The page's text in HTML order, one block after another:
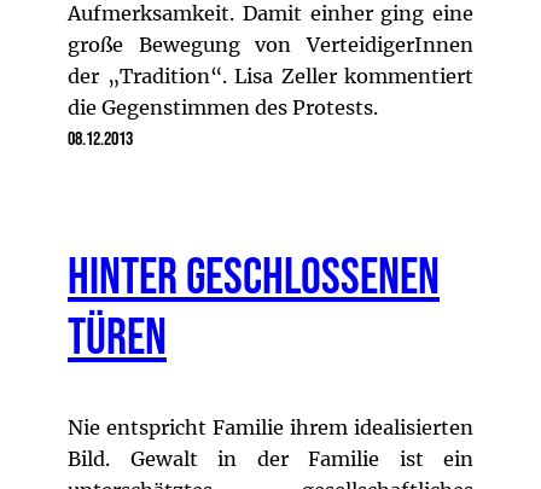
Aufmerksamkeit. Damit einher ging eine
große Bewegung von VerteidigerInnen
der „Tradition“. Lisa Zeller kommentiert
die Gegenstimmen des Protests.
08.12.2013
Hinter geschlossenen
Türen
Nie entspricht Familie ihrem idealisierten
Bild. Gewalt in der Familie ist ein